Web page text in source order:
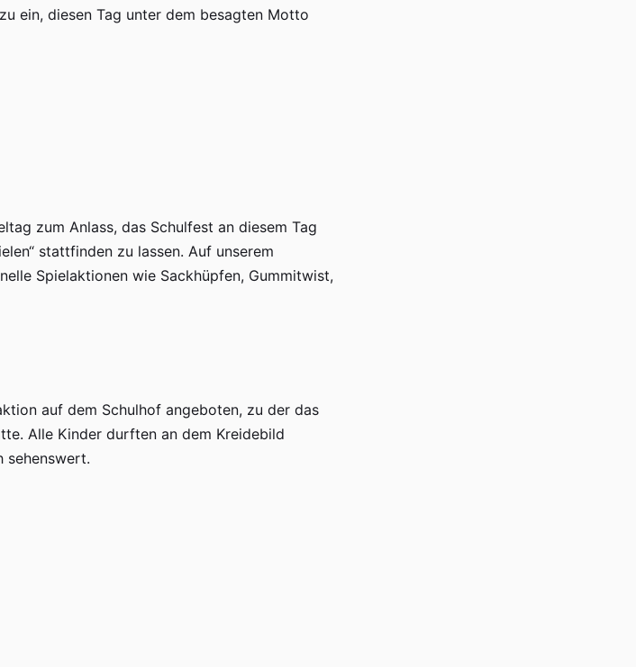
ein, diesen Tag unter dem besagten Motto
zum Anlass, das Schulfest an diesem Tag
stattfinden zu lassen. Auf unserem
Spielaktionen wie Sackhüpfen, Gummitwist,
auf dem Schulhof angeboten, zu der das
Alle Kinder durften an dem Kreidebild
sehenswert.